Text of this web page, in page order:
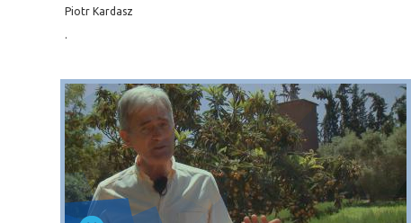
Piotr Kardasz
.
krajową nr 6
Sopot
plaża